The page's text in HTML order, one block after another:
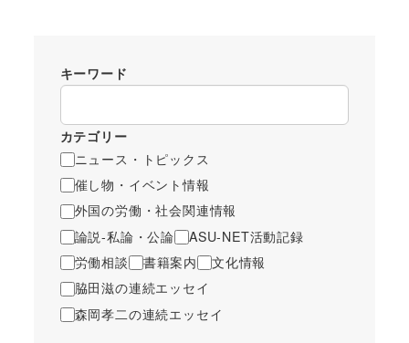
キーワード
カテゴリー
ニュース・トピックス
催し物・イベント情報
外国の労働・社会関連情報
論説-私論・公論
ASU-NET活動記録
労働相談
書籍案内
文化情報
脇田滋の連続エッセイ
森岡孝二の連続エッセイ